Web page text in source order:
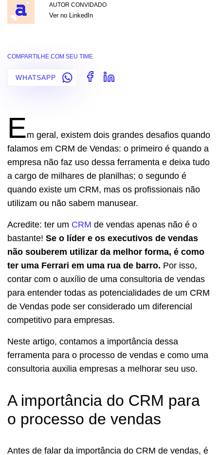
AUTOR CONVIDADO
Ver no LinkedIn
COMPARTILHE COM SEU TIME
WHATSAPP
Em geral, existem dois grandes desafios quando
falamos em CRM de Vendas: o primeiro é quando a
empresa não faz uso dessa ferramenta e deixa tudo
a cargo de milhares de planilhas; o segundo é
quando existe um CRM, mas os profissionais não
utilizam ou não sabem manusear.
Acredite: ter um CRM de vendas apenas não é o
bastante! Se o líder e os executivos de vendas
não souberem utilizar da melhor forma, é como
ter uma Ferrari em uma rua de barro. Por isso,
contar com o auxílio de uma consultoria de vendas
para entender todas as potencialidades de um CRM
de Vendas pode ser considerado um diferencial
competitivo para empresas.
Neste artigo, contamos a importância dessa
ferramenta para o processo de vendas e como uma
consultoria auxilia empresas a melhorar seu uso.
A importância do CRM para
o processo de vendas
Antes de falar da importância do CRM de vendas, é